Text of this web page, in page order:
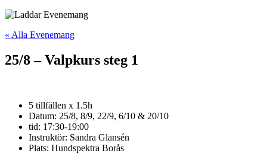
« Alla Evenemang
25/8 – Valpkurs steg 1
5 tillfällen x 1.5h
Datum: 25/8, 8/9, 22/9, 6/10 & 20/10
tid: 17:30-19:00
Instruktör: Sandra Glansén
Plats: Hundspektra Borås